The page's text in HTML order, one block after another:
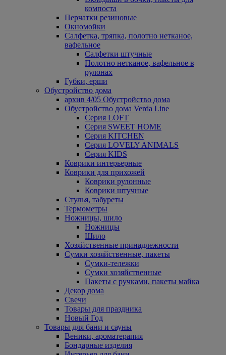
компоста
Перчатки резиновые
Окномойки
Салфетка, тряпка, полотно нетканое,
вафельное
Салфетки штучные
Полотно нетканое, вафельное в
рулонах
Губки, ерши
Обустройство дома
архив 4/05 Обустройство дома
Обустройство дома Verda Line
Серия LOFT
Серия SWEET HOME
Серия KITCHEN
Серия LOVELY ANIMALS
Серия KIDS
Коврики интерьерные
Коврики для прихожей
Коврики рулонные
Коврики штучные
Стулья, табуреты
Термометры
Ножницы, шило
Ножницы
Шило
Хозяйственные принадлежности
Сумки хозяйственные, пакеты
Сумки-тележки
Сумки хозяйственные
Пакеты с ручками, пакеты майка
Декор дома
Свечи
Товары для праздника
Новый Год
Товары для бани и сауны
Веники, ароматерапия
Бондарные изделия